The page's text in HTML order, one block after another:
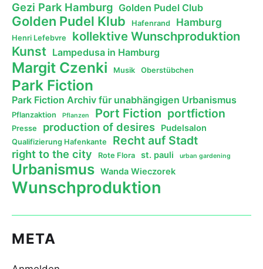
Gezi Park Hamburg Golden Pudel Club
Golden Pudel Klub Hafenrand Hamburg
Henri Lefebvre kollektive Wunschproduktion
Kunst Lampedusa in Hamburg
Margit Czenki Musik Oberstübchen
Park Fiction
Park Fiction Archiv für unabhängigen Urbanismus
Pflanzaktion Pflanzen Port Fiction portfiction
Presse production of desires Pudelsalon
Qualifizierung Hafenkante Recht auf Stadt
right to the city Rote Flora st. pauli urban gardening
Urbanismus Wanda Wieczorek
Wunschproduktion
META